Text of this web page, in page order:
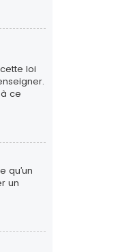
loi
ce
qu’un
un